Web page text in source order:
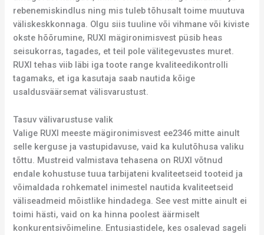
rebenemiskindlus ning mis tuleb tõhusalt toime muutuva
väliskeskkonnaga. Olgu siis tuuline või vihmane või kiviste
okste hõõrumine, RUXI mägironimisvest püsib heas
seisukorras, tagades, et teil pole välitegevustes muret.
RUXI tehas viib läbi iga toote range kvaliteedikontrolli
tagamaks, et iga kasutaja saab nautida kõige
usaldusväärsemat välisvarustust.
Tasuv välivarustuse valik
Valige RUXI meeste mägironimisvest ee2346 mitte ainult
selle kerguse ja vastupidavuse, vaid ka kulutõhusa valiku
tõttu. Mustreid valmistava tehasena on RUXI võtnud
endale kohustuse tuua tarbijateni kvaliteetseid tooteid ja
võimaldada rohkematel inimestel nautida kvaliteetseid
väliseadmeid mõistlike hindadega. See vest mitte ainult ei
toimi hästi, vaid on ka hinna poolest äärmiselt
konkurentsivõimeline. Entusiastidele, kes osalevad sageli